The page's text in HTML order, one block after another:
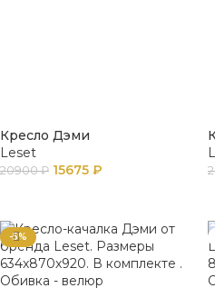
Кресло Дэми
Leset
20900₽ 15675 ₽
-5%